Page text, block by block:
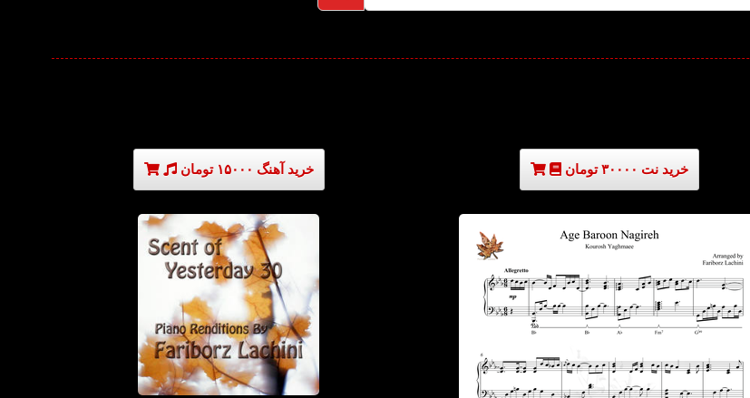
خرید آهنگ ۱۵۰۰۰ تومان خرید نت ۳۰۰۰۰ تومان